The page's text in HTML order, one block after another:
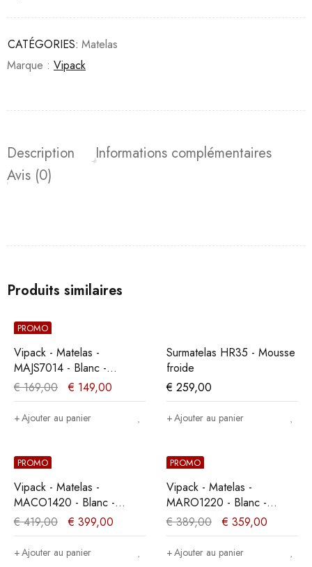
CATÉGORIES: Matelas
Marque : Vipack
Description
Informations complémentaires
Avis (0)
Produits similaires
PROMO
Vipack - Matelas -
MAJS7014 - Blanc -
70x10x200cm
€169,00 € 149,00
Ajouter au panier
Surmatelas HR35 - Mousse
froide
€ 259,00
Ajouter au panier
PROMO
Vipack - Matelas -
MACO1420 - Blanc -
140x19x200cm
€419,00 € 399,00
Ajouter au panier
PROMO
Vipack - Matelas -
MARO1220 - Blanc -
120x23x200cm
€389,00 € 359,00
Ajouter au panier